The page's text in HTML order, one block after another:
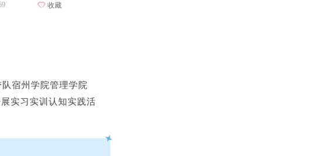
队宿州学院管理学院
实习实训认知实践活
ꄀ 收藏